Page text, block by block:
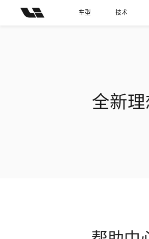
车型 技术
全新